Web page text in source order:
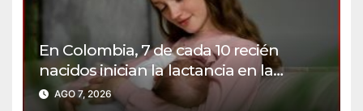
En Colombia, 7 de cada 10 recién
nacidos inician la lactancia en la
primera hora de vida
AGO 7, 2026